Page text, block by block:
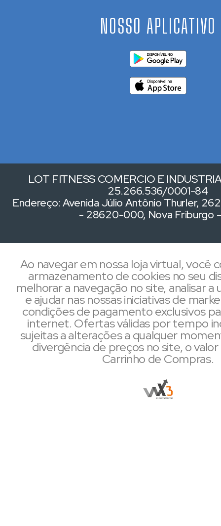
NOSSO APLICATIVO
LOT FITNESS COMERCIO E
25.266.536/0001-84
Endereço: Avenida Júlio Antônio Thurler,
- 28620-000, Nova Friburgo
Ao navegar em nossa loja virtual, você
armazenamento de cookies no seu
melhorar a navegação no site, analisar a
e ajudar nas nossas iniciativas de
condições de pagamento exclusivos
internet. Ofertas válidas por tempo
sujeitas a alterações a qualquer
divergência de preços no site, o
Carrinho de Compras.